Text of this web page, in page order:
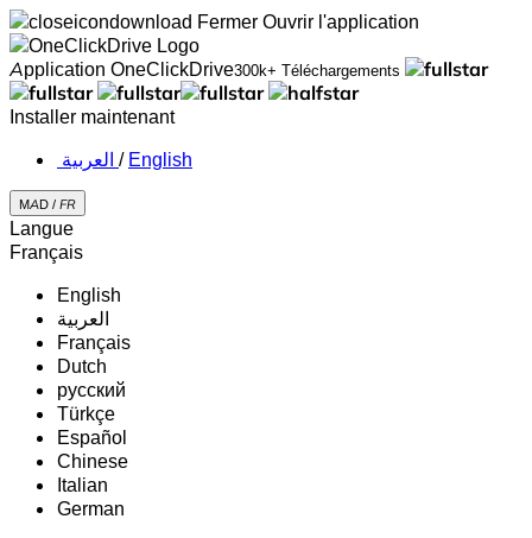
Fermer Ouvrir l'application
Application OneClickDrive300k+ Téléchargements
Installer maintenant
‏العربية ‏ / English
MAD / FR
Langue
Français
English
‏العربية‏
Français
Dutch
русский
Türkçe
Español
Chinese
Italian
German